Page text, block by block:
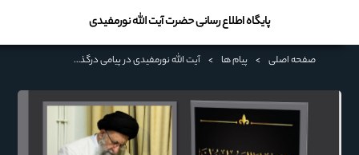
پایگاه اطلاع رسانی حضرت آیت الله نورمفیدی
صفحه اصلی > پیام ها > آیت الله نورمفیدی در پیامی درگذشت مرحوم شیخ نظر آخوند خوجملی را تسلیت گفت